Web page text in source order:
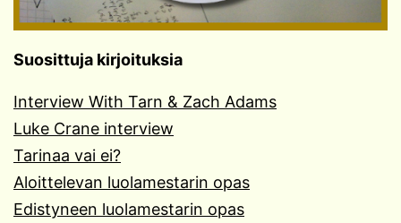
Suosittuja kirjoituksia
Interview With Tarn & Zach Adams
Luke Crane interview
Tarinaa vai ei?
Aloittelevan luolamestarin opas
Edistyneen luolamestarin opas